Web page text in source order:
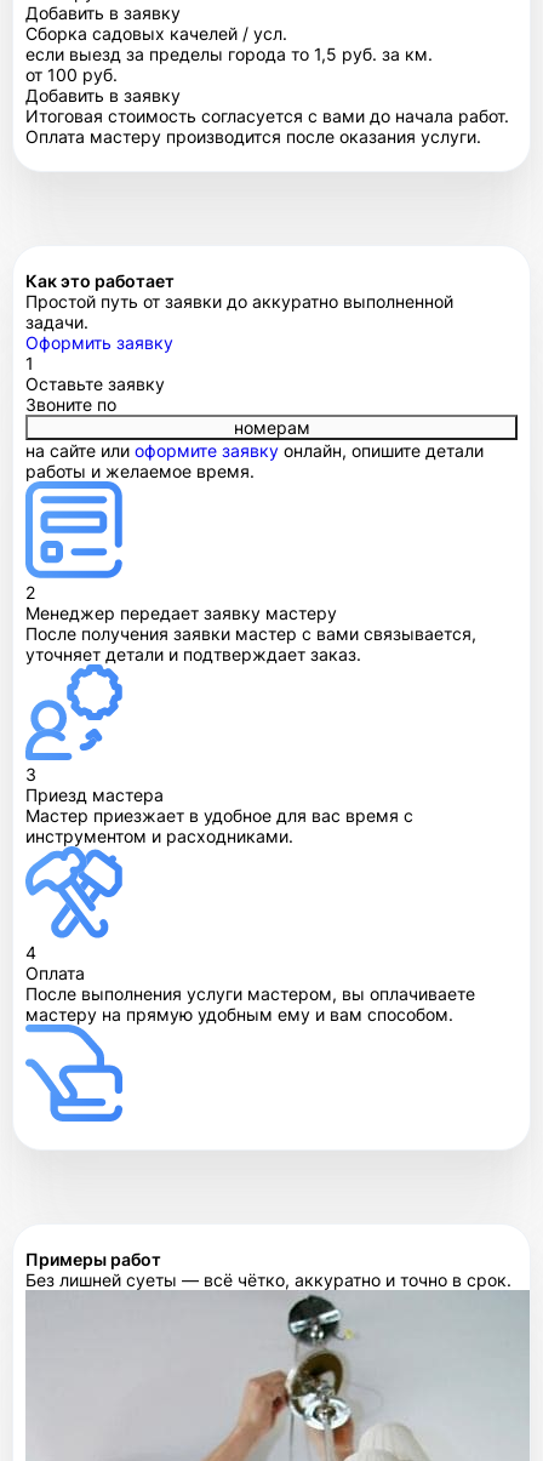
Добавить в заявку
Сборка садовых качелей / усл.
если выезд за пределы города то 1,5 руб. за км.
от 100 руб.
Добавить в заявку
Итоговая стоимость согласуется с вами до начала работ.
Оплата мастеру производится после оказания услуги.
Как это работает
Простой путь от заявки до аккуратно выполненной
задачи.
Оформить заявку
1
Оставьте заявку
Звоните по
номерам
на сайте или оформите заявку онлайн, опишите детали
работы и желаемое время.
2
Менеджер передает заявку мастеру
После получения заявки мастер с вами связывается,
уточняет детали и подтверждает заказ.
3
Приезд мастера
Мастер приезжает в удобное для вас время с
инструментом и расходниками.
4
Оплата
После выполнения услуги мастером, вы оплачиваете
мастеру на прямую удобным ему и вам способом.
Примеры работ
Без лишней суеты — всё чётко, аккуратно и точно в срок.